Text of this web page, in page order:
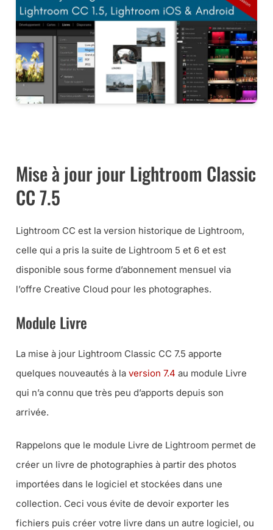
Mise à jour jour Lightroom Classic
CC 7.5
Lightroom CC est la version historique de Lightroom,
celle qui a pris la suite de Lightroom 5 et 6 et est
disponible sous forme d’abonnement mensuel via
l’offre Creative Cloud pour les photographes.
Module Livre
La mise à jour Lightroom Classic CC 7.5 apporte
quelques nouveautés à la version 7.4 au module Livre
qui n’a connu que très peu d’apports depuis son
arrivée.
Rappelons que le module Livre de Lightroom permet de
créer un livre de photographies à partir des photos
importées dans le logiciel et stockées dans une
collection. Ceci vous évite de devoir exporter les
fichiers puis créer votre livre dans un autre logiciel, ou